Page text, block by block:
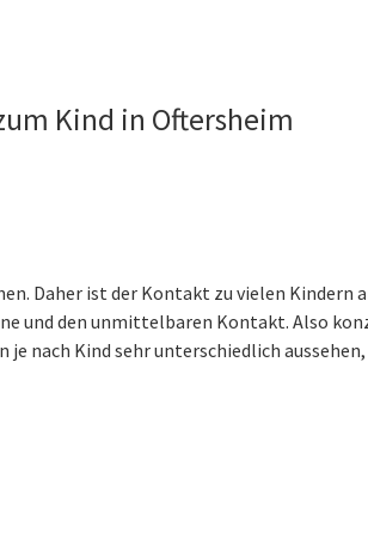
Kind in Oftersheim
Daher ist der Kontakt zu vielen Kindern
und den unmittelbaren Kontakt. Also
nach Kind sehr unterschiedlich